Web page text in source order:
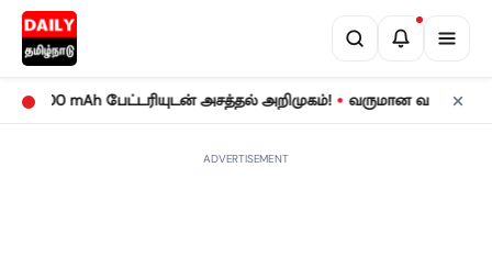
mAh பேட்டரியுடன் அசத்தல் அறிமுகம்! • வருமான வரிக் கணக்குத்
ADVERTISEMENT